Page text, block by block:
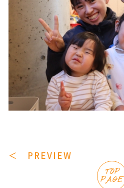
＜ PREVIEW
TOP
PAGE